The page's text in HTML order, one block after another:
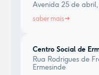
Avenida 25 de
saber mais
Centro Social de
Rua Rodrigues de
Ermesinde